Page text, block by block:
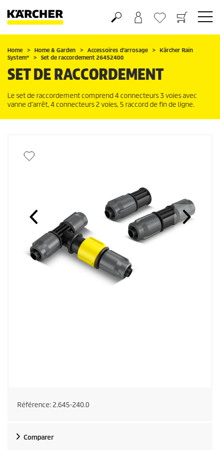
Panier
Mes Favoris
Home Home & Garden Accessoires d'arrosage
Kärcher Rain
System® Set de raccordement 26452400
SET DE RACCORDEMENT
Le set de raccordement comprend 4 connecteurs 3 voies avec
vanne d’arrêt, 4 connecteurs 2 voies, 5 raccord de fin de ligne.
Référence: 2.645-240.0
Comparer